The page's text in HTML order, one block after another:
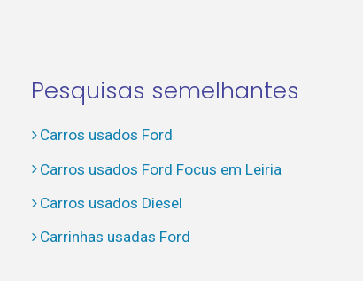
Pesquisas semelhantes
Carros usados Ford
Carros usados Ford Focus em Leiria
Carros usados Diesel
Carrinhas usadas Ford